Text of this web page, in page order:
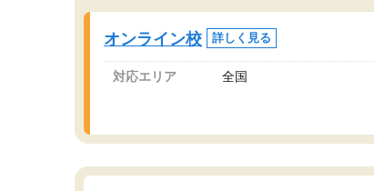
オンライン校 詳しく見る
対応エリア 全国